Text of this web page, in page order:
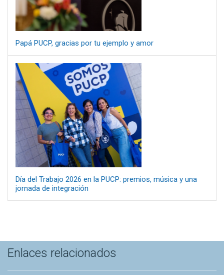
Papá PUCP, gracias por tu ejemplo y amor
Día del Trabajo 2026 en la PUCP: premios, música y una
jornada de integración
Enlaces relacionados